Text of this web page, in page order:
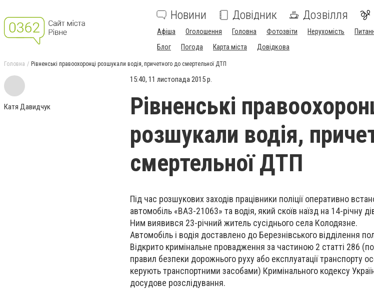
Новини Довідник Дозвілля
Афіша Оголошення Головна Фотозвіти Нерухомість
Блог
Погода Карта міста Довідкова
Головна Рівненські правоохоронці розшукали водія, причетного до смертельної ДТП
Катя Давидчук
15:40, 11 листопада 2015 р.
Рівненські
розшукали водія,
смертельної ДТП
Під час розшукових заходів працівники поліції оперативно
автомобіль «ВАЗ-21063» та водія, який скоїв наїзд на 14-річну
Ним виявився 23-річний житель сусіднього села Колодязне.
Автомобіль і водія доставлено до Березнівського відділення
Відкрито кримінальне провадження за частиною 2 статті 286
правил безпеки дорожнього руху або експлуатації транспорту
керують транспортними засобами) Кримінального кодексу
досудове розслідування.